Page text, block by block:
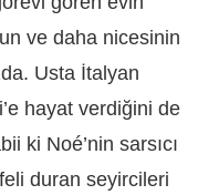
ve daha nicesinin
Usta İtalyan
hayat verdiğini de
ki Noé’nin sarsıcı
duran seyircileri